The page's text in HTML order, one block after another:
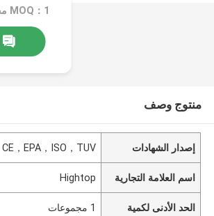
MOQ：1 مجموعات
منتوج وصف
إصدار الشهادات CE，EPA，ISO，TUV
اسم العلامة التجارية Hightop
الحد الأدنى لكمية 1 مجموعات